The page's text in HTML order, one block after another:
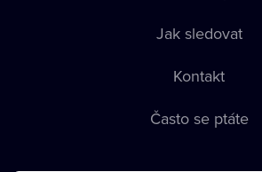
Jak sledovat
Kontakt
Často se ptáte